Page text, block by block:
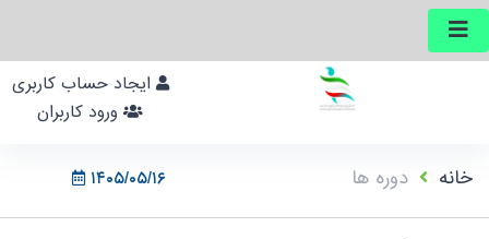
۱۴۰۵/۰۵/۱۶ خانه دوره ها